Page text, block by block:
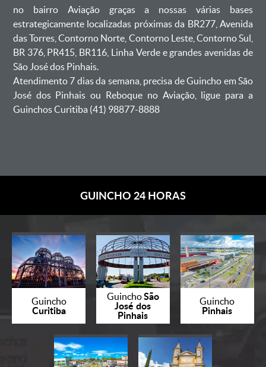
no bairro Aviação graças a nossas várias bases
estrategicamente localizadas próximas da BR277, Avenida
das Torres, Contorno Norte, Contorno Leste, Contorno Sul,
BR 376, PR415, BR116, Linha Verde e grandes avenidas de
São José dos Pinhais.
Atendimento 7 dias da semana, precisa de Guincho em São
José dos Pinhais ou Reboque no Aviação, ligue para a
Guinchos Curitiba (41) 98877-8888
GUINCHO 24 HORAS
Guincho
Curitiba
GuinchoSão
José dos
Pinhais
Guincho
Pinhais